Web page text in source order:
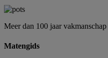
Meer dan 100 jaar vakmanschap
Matengids